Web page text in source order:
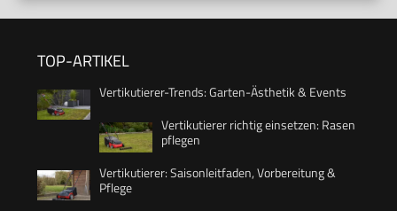
TOP-ARTIKEL
Vertikutierer-Trends: Garten-Ästhetik & Events
Vertikutierer richtig einsetzen: Rasen
pflegen
Vertikutierer: Saisonleitfaden, Vorbereitung &
Pflege